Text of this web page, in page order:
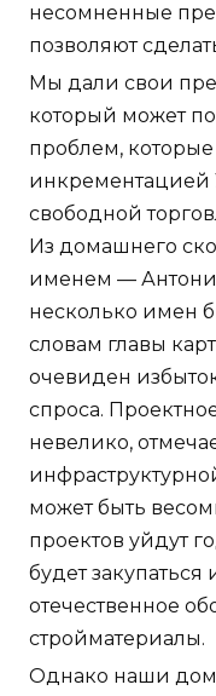
несомненные
позволяют
Мы дали свои
который может
проблем,
инкрементацией
свободной
Из домашнего
именем —
несколько имен
словам главы
очевиден
спроса.
невелико,
может быть
проектов уйдут
будет
отечественное
стройматериалы.
Однако наши